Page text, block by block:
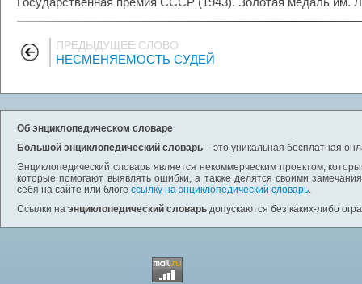
ПРЕДЫДУЩЕЕ СЛОВО
НЕСМЕНЯЕМОСТЬ СУДЕЙ
Об энциклопедическом словаре
Большой энциклопедический словарь – это уникальная бесплатная
Энциклопедический словарь является некоммерческим проектом,
которые помогают выявлять ошибки, а также делятся своими
себя на сайте или блоге ссылку на энциклопедический словарь.
Ссылки на энциклопедический словарь допускаются без каких-либо